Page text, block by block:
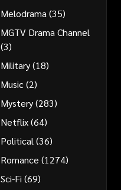
Melodrama (35)
MGTV Drama Channel
(3)
Military(18)
Music(2)
Mystery(283)
Netflix(64)
Political (36)
Romance (1274)
Sci-Fi (69)